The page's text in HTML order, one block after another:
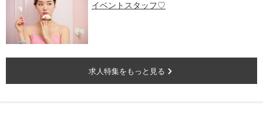
イベントスタッフ♡
求人特集をもっと見る